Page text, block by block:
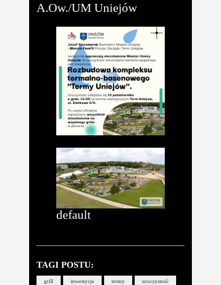
A.Ow./UM Uniejów
default
TAGI POSTU:
grill inwestycje termy uroczystość